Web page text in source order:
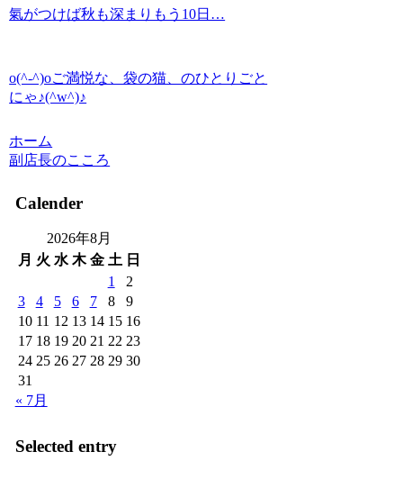
氣がつけば秋も深まりもう10日…
o(^-^)oご満悦な、袋の猫、のひとりごと
にゃ♪(^w^)♪
ホーム
副店長のこころ
Calender
2026年8月
月 火 水 木 金 土 日
1
2
3
4 5 6 7 8
9
10 11 12 13 14 15 16
17 18 19 20 21 22 23
24 25 26 27 28 29 30
31
« 7月
Selected entry